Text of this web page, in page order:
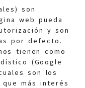
son
web pueda
y son
por defecto.
tienen como
(Google
son los
más interés